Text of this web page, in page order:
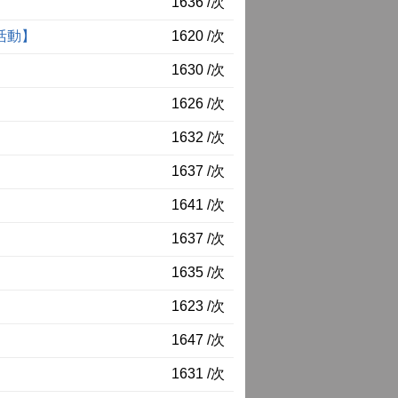
】 1620 /次
1630 /次
1626 /次
1632 /次
1637 /次
1641 /次
1637 /次
1635 /次
1623 /次
1647 /次
1631 /次